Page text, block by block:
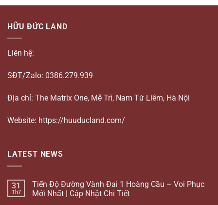
HỮU ĐỨC LAND
Liên hệ:
SĐT/Zalo: 0386.279.939
Địa chỉ: The Matrix One, Mễ Trì, Nam Từ Liêm, Hà Nội
Website: https://huuducland.com/
LATEST NEWS
31
Th7
Tiến Độ Đường Vành Đai 1 Hoàng Cầu – Voi Phục
Mới Nhất | Cập Nhật Chi Tiết